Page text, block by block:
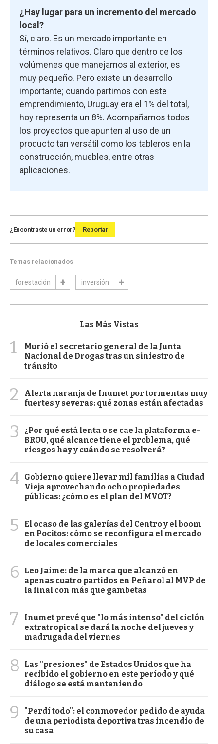
¿Hay lugar para un incremento del mercado
local?
Sí, claro. Es un mercado importante en
términos relativos. Claro que dentro de los
volúmenes que manejamos al exterior, es
muy pequeño. Pero existe un desarrollo
importante; cuando partimos con este
emprendimiento, Uruguay era el 1% del total,
hoy representa un 8%. Acompañamos todos
los proyectos que apunten al uso de un
producto tan versátil como los tableros en la
construcción, muebles, entre otras
aplicaciones.
¿Encontraste un error? Reportar
Temas relacionados
forestación inversión
Las Más Vistas
1
Murió el secretario general de la Junta
Nacional de Drogas tras un siniestro de
tránsito
2
Alerta naranja de Inumet por tormentas muy
fuertes y severas: qué zonas están afectadas
3
¿Por qué está lenta o se cae la plataforma e-
BROU, qué alcance tiene el problema, qué
riesgos hay y cuándo se resolverá?
4 Gobierno quiere llevar mil familias a Ciudad
Vieja aprovechando ocho propiedades
públicas: ¿cómo es el plan del MVOT?
5
El ocaso de las galerías del Centro y el boom
en Pocitos: cómo se reconfigura el mercado
de locales comerciales
6
Leo Jaime: de la marca que alcanzó en
apenas cuatro partidos en Peñarol al MVP de
la final con más que gambetas
7
Inumet prevé que "lo más intenso" del ciclón
extratropical se dará la noche del jueves y
madrugada del viernes
8
Las "presiones" de Estados Unidos que ha
recibido el gobierno en este período y qué
diálogo se está manteniendo
9
"Perdí todo": el conmovedor pedido de ayuda
de una periodista deportiva tras incendio de
su casa